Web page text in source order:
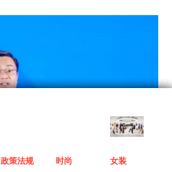
面料 面料 面料
商业信息 商业信息 商业信息
服装院校 女装 女装
IT信息化 IT信息化 IT信息化
高端论坛 市场营销 市场营销
政策法规 时尚 女装